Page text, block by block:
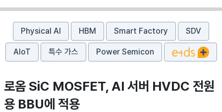
Physical AI HBM Smart Factory SDV
AIoT 특수 가스 Power Semicon
로옴 SiC MOSFET, AI 서버 HVDC 전원
용 BBU에 적용